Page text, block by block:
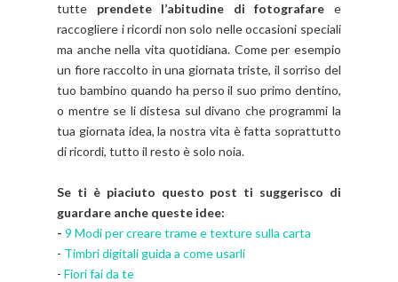
tutte prendete l’abitudine di fotografare e
raccogliere i ricordi non solo nelle occasioni speciali
ma anche nella vita quotidiana. Come per esempio
un fiore raccolto in una giornata triste, il sorriso del
tuo bambino quando ha perso il suo primo dentino,
o mentre se li distesa sul divano che programmi la
tua giornata idea, la nostra vita è fatta soprattutto
di ricordi, tutto il resto è solo noia.
Se ti è piaciuto questo post ti suggerisco di
guardare anche queste idee:
- 9 Modi per creare trame e texture sulla carta
- Timbri digitali guida a come usarli
- Fiori fai da te